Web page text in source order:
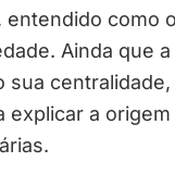
entendido como
Ainda que
sua
a